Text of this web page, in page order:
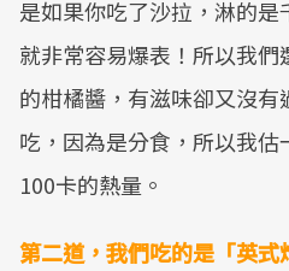
是如果你吃了沙拉，淋的
就非常容易爆表！所以我
的柑橘醬，有滋味卻又沒
吃，因為是分食，所以我
100卡的熱量。
第二道，我們吃的是「英式